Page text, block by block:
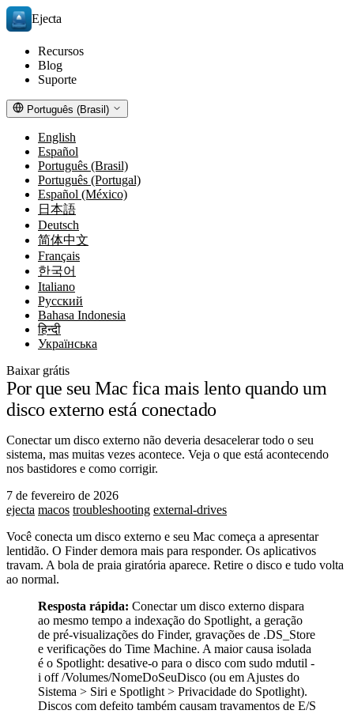
Ejecta
Recursos
Blog
Suporte
Português (Brasil)
English
Español
Português (Brasil)
Português (Portugal)
Español (México)
日本語
Deutsch
简体中文
Français
한국어
Italiano
Русский
Bahasa Indonesia
हिन्दी
Українська
Baixar grátis
Por que seu Mac fica mais lento quando um
disco externo está conectado
Conectar um disco externo não deveria desacelerar todo o seu
sistema, mas muitas vezes acontece. Veja o que está acontecendo
nos bastidores e como corrigir.
7 de fevereiro de 2026
ejecta macos troubleshooting external-drives
Você conecta um disco externo e seu Mac começa a apresentar
lentidão. O Finder demora mais para responder. Os aplicativos
travam. A bola de praia giratória aparece. Retire o disco e tudo volta
ao normal.
Resposta rápida: Conectar um disco externo dispara
ao mesmo tempo a indexação do Spotlight, a geração
de pré-visualizações do Finder, gravações de .DS_Store
e verificações do Time Machine. A maior causa isolada
é o Spotlight: desative-o para o disco com sudo mdutil -
i off /Volumes/NomeDoSeuDisco (ou em Ajustes do
Sistema > Siri e Spotlight > Privacidade do Spotlight).
Discos com defeito também causam travamentos de E/S